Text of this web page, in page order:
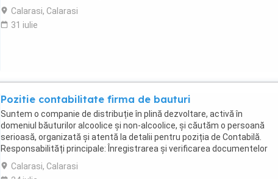
Calarasi, Calarasi
31 iulie
Pozitie contabilitate firma de bauturi
Suntem o companie de distribuție în plină dezvoltare, activă în
domeniul băuturilor alcoolice și non-alcoolice, și căutăm o persoană
serioasă, organizată și atentă la detalii pentru poziția de Contabilă.
Responsabilități principale: Înregistrarea și verificarea documentelor
contabile primare Operarea ...
Calarasi, Calarasi